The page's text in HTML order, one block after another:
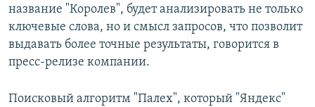
название "Королев", будет анализировать не только
ключевые слова, но и смысл запросов, что позволит
выдавать более точные результаты, говорится в
пресс-релизе компании.
Поисковый алгоритм "Палех", который "Яндекс"